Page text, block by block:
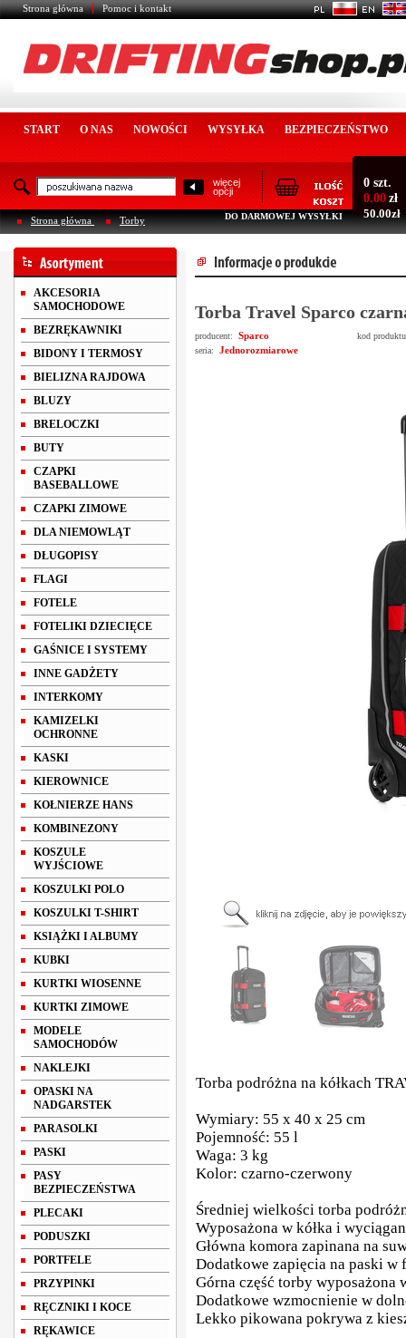
Strona główna Pomoc i kontakt
START O NAS NOWOŚCI WYSYŁKA BEZPIECZEŃSTWO
więcej
opcji
0 szt.
0.00 zł
DO DARMOWEJ WYSYŁKI 50.00zł
Strona główna Torby
AKCESORIA
SAMOCHODOWE
BEZRĘKAWNIKI
BIDONY I TERMOSY
BIELIZNA RAJDOWA
BLUZY
BRELOCZKI
BUTY
CZAPKI
BASEBALLOWE
CZAPKI ZIMOWE
DLA NIEMOWLĄT
DŁUGOPISY
FLAGI
FOTELE
FOTELIKI DZIECIĘCE
GAŚNICE I SYSTEMY
INNE GADŻETY
INTERKOMY
KAMIZELKI
OCHRONNE
KASKI
KIEROWNICE
KOŁNIERZE HANS
KOMBINEZONY
KOSZULE
WYJŚCIOWE
KOSZULKI POLO
KOSZULKI T-SHIRT
KSIĄŻKI I ALBUMY
KUBKI
KURTKI WIOSENNE
KURTKI ZIMOWE
MODELE
SAMOCHODÓW
NAKLEJKI
OPASKI NA
NADGARSTEK
PARASOLKI
PASKI
PASY
BEZPIECZEŃSTWA
PLECAKI
PODUSZKI
PORTFELE
PRZYPINKI
RĘCZNIKI I KOCE
RĘKAWICE
Torba Travel Sparco
producent: Sparco
kod
seria:
Jednorozmiarowe
Torba podróżna na kółkach
Wymiary: 55 x 40 x 25 cm
Pojemność: 55 l
Waga: 3 kg
Kolor: czarno-czerwony
Średniej wielkości torba
Wyposażona w kółka i
Główna komora zapinana na
Dodatkowe zapięcia na paski w
Górna część torby wyposażona
Dodatkowe wzmocnienie w
Lekko pikowana pokrywa z